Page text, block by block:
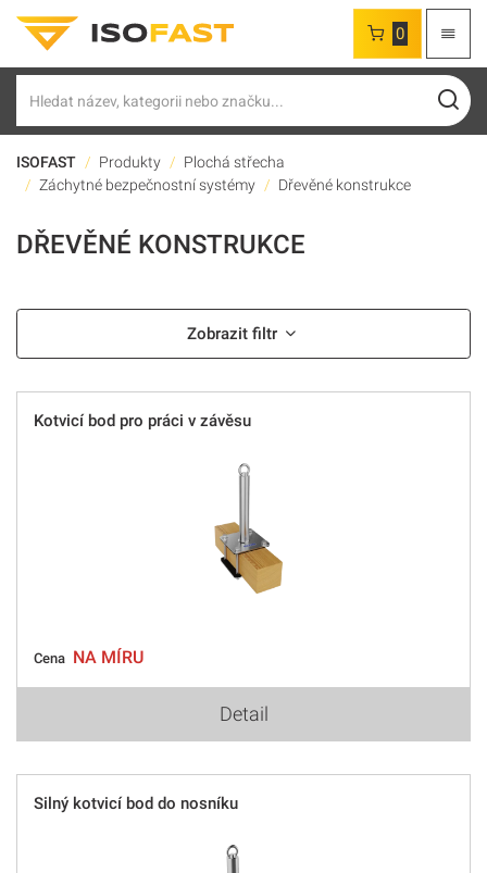
0
ISOFAST Produkty
Plochá střecha
Záchytné bezpečnostní systémy
Dřevěné konstrukce
DŘEVĚNÉ KONSTRUKCE
Zobrazit filtr
Kotvicí bod pro práci v závěsu
Cena NA MÍRU
Detail
Silný kotvicí bod do nosníku